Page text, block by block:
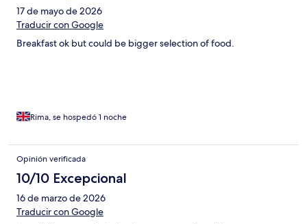
17 de mayo de 2026
Traducir con Google
Breakfast ok but could be bigger selection of food.
Rima, se hospedó 1 noche
Opinión verificada
10/10 Excepcional
16 de marzo de 2026
Traducir con Google